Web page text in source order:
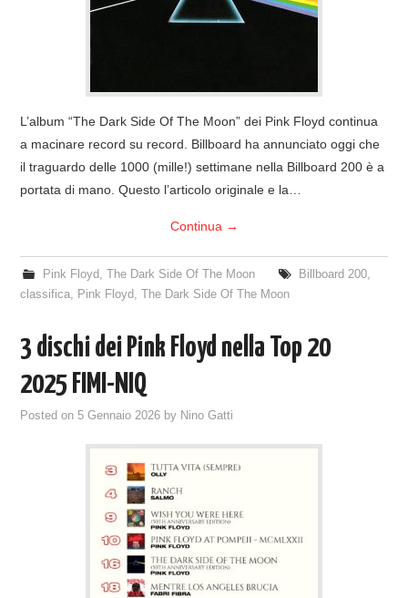
L’album “The Dark Side Of The Moon” dei Pink Floyd continua
a macinare record su record. Billboard ha annunciato oggi che
il traguardo delle 1000 (mille!) settimane nella Billboard 200 è a
portata di mano. Questo l’articolo originale e la…
Continua →
Pink Floyd, The Dark Side Of The Moon Billboard 200,
classifica, Pink Floyd,The Dark Side Of The Moon
3 dischi dei Pink Floyd nella Top 20
2025 FIMI-NIQ
Posted on5 Gennaio 2026 by Nino Gatti